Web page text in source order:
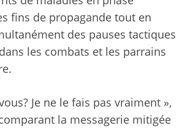
fins de propagande tout en
des pauses tactiques
les combats et les parrains
Je ne le fais pas vraiment »,
la messagerie mitigée